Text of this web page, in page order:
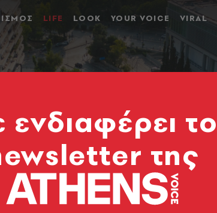
LIFE LOOK YOUR VOICE VIRAL
ενδιαφέρει το
της